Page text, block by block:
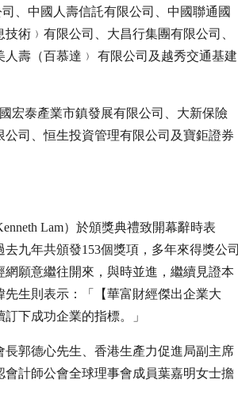
、中國人壽信託有限公司、中國聯通國
術﹚有限公司、大昌行集團有限公司、
壽（百慕達﹚ 有限公司及越秀交通基建
宏泰產業市鎮發展有限公司、大新保險
公司、恒生投資管理有限公司及寶鉅證券
Lam）於頒獎典禮致開幕辭時表
九年共頒發153個獎項，多年來得獎公司
願意繼往開來，與時並進，繼續見證本
生則表示：「【華富財經傑出企業大
下成功企業的指標。」
郭德心先生、香港生產力促進局副主席
計師公會全球理事會成員葉嘉明女士擔